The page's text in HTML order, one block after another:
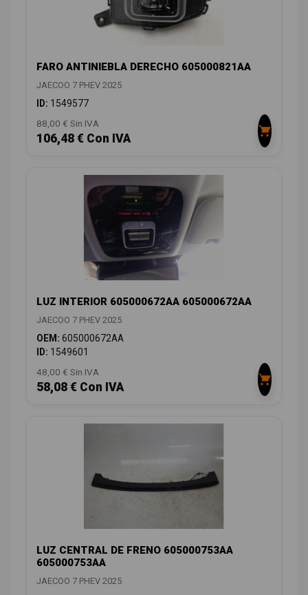
FARO ANTINIEBLA DERECHO 605000821AA
JAECOO 7 PHEV 2025
ID: 1549577
88,00 € Sin IVA
106,48 € Con IVA
LUZ INTERIOR 605000672AA 605000672AA
JAECOO 7 PHEV 2025
OEM: 605000672AA
ID: 1549601
48,00 € Sin IVA
58,08 € Con IVA
LUZ CENTRAL DE FRENO 605000753AA
605000753AA
JAECOO 7 PHEV 2025